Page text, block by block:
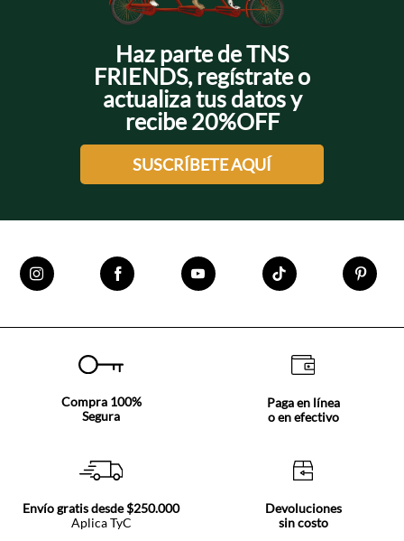
Haz parte de TNS
FRIENDS, regístrate o
actualiza tus datos y
recibe 20%OFF
SUSCRÍBETE AQUÍ
Compra 100%
Segura
Paga en línea
o en efectivo
Envío gratis desde $250.000
Aplica TyC
Devoluciones
sin costo